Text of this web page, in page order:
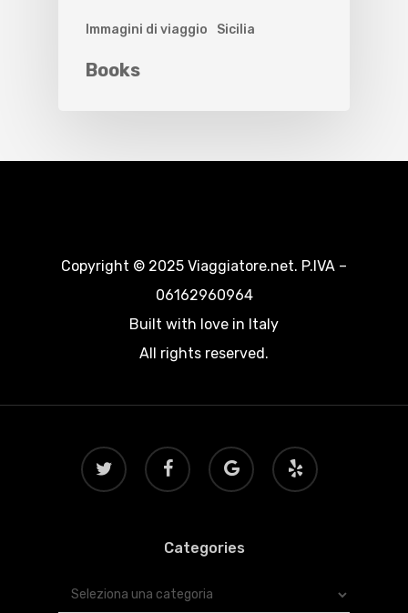
Immagini di viaggio Sicilia
Books
Copyright © 2025 Viaggiatore.net. P.IVA –
06162960964
Built with love in Italy
All rights reserved.
twitter facebook
google-
plus
yelp
Categories
Categories